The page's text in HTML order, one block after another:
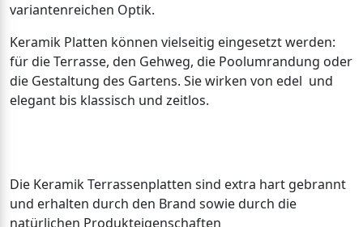
variantenreichen Optik.
Keramik Platten können vielseitig eingesetzt werden:
für die Terrasse, den Gehweg, die Poolumrandung oder
die Gestaltung des Gartens. Sie wirken von edel und
elegant bis klassisch und zeitlos.
Die Keramik Terrassenplatten sind extra hart gebrannt
und erhalten durch den Brand sowie durch die
natürlichen Produkteigenschaften